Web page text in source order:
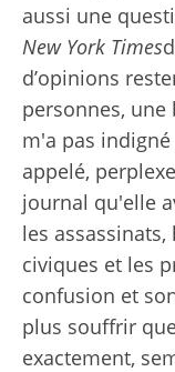
aussi une
New York Times
d’opinions
personnes,
m'a pas
appelé,
journal qu'elle
les
civiques et les
confusion et
plus souffrir
exactement,